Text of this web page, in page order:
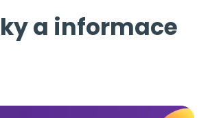
a informace